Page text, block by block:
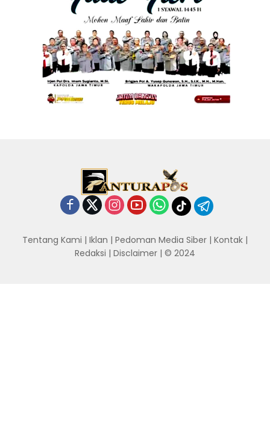
Tentang Kami | Iklan | Pedoman Media Siber | Kontak |
Redaksi | Disclaimer | © 2024